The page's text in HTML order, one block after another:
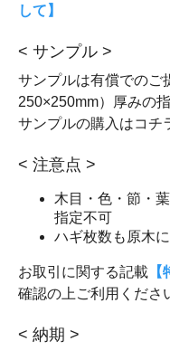
して】
< サンプル >
サンプルは有償でのご
250×250mm）厚みの
サンプルの購入はコチ
< 注意点 >
木目・色・節・
指定不可
ハギ枚数も原木
お取引に関する記載
確認の上ご利用くださ
< 納期 >